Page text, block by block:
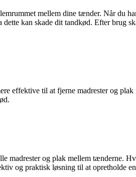
mellem dine tænder. Når du
kan skade dit tandkød. Efter brug
effektive til at fjerne madrester og
og plak mellem tænderne.
og praktisk løsning til at opretholde